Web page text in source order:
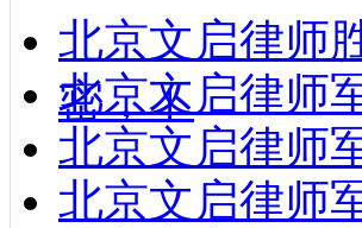
北京文启律师
密，不
北京文启律师
北京文启律师
北京文启律师